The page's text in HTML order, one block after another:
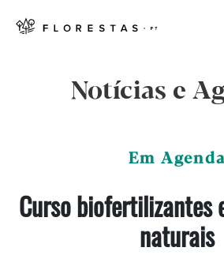
Notícias e
Em Agenda
Curso biofertilizantes
naturais